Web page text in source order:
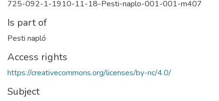
725-092-1-1910-11-18-Pesti-naplo-001-001-m407
Is part of
Pesti napló
Access rights
https://creativecommons.org/licenses/by-nc/4.0/
Subject